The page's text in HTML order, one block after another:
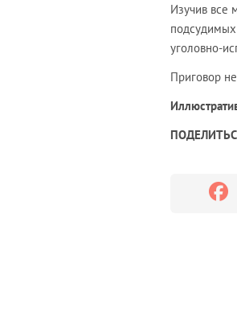
Изучив все
уголовно-
Приговор